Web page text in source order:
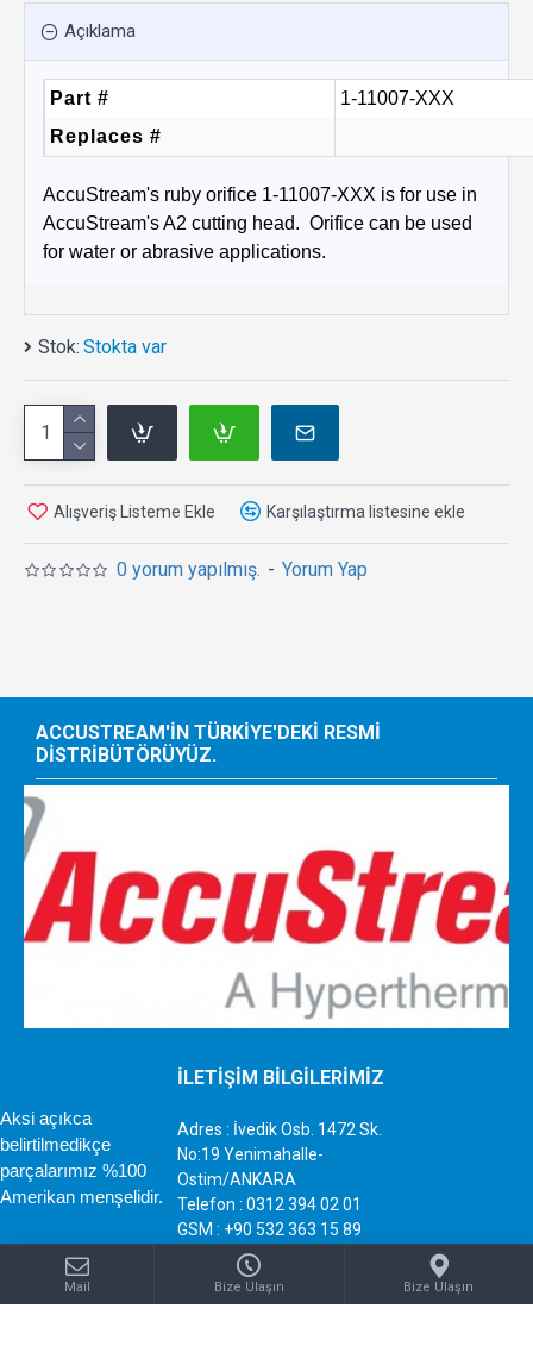
Açıklama
Part #
1-11007-XXX
Replaces #
AccuStream's ruby orifice 1-11007-XXX is for use in
AccuStream's A2 cutting head. Orifice can be used
for water or abrasive applications.
Stok: Stokta var
0 yorum yapılmış. - Yorum Yap
Alışveriş Listeme Ekle Karşılaştırma listesine ekle
ACCUSTREAM'IN TÜRKIYE'DEKI RESMI
DISTRIBÜTÖRÜYÜZ.
Aksi açıkca
belirtilmedikçe
parçalarımız %100
Amerikan menşelidir.
İLETİŞİM BİLGİLERİMİZ
Adres : İvedik Osb. 1472 Sk.
No:19 Yenimahalle-
Ostim/ANKARA
Telefon : 0312 394 02 01
GSM : +90 532 363 15 89
Mail : info@sujetiparca.com
Mail Bize Ulaşın Bize Ulaşın